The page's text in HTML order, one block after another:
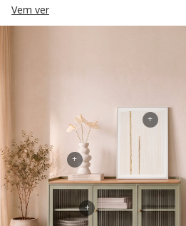
Vem ver
+
+
+